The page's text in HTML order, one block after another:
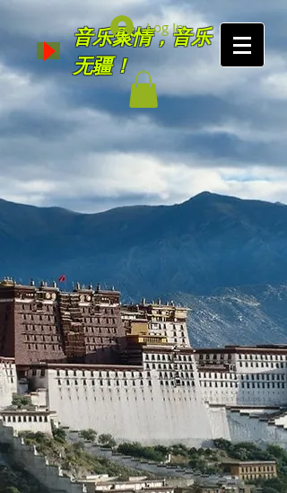
音乐聚情，音乐
无疆！
Log In